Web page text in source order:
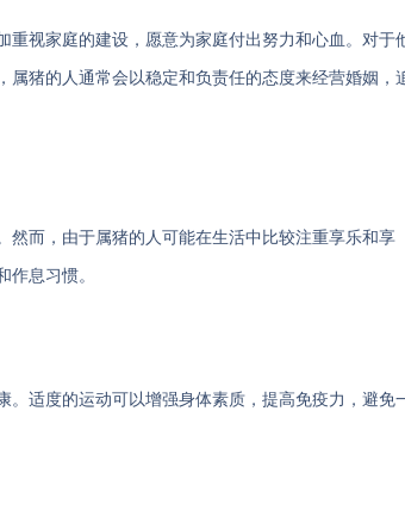
重视家庭的建设，愿意为家庭付出努力和心血。对于
猪的人通常会以稳定和负责任的态度来经营婚姻，
然而，由于属猪的人可能在生活中比较注重享乐和享
息习惯。
。适度的运动可以增强身体素质，提高免疫力，避免